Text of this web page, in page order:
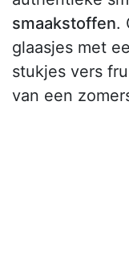
smaakstoffen.
glaasjes met
stukjes vers
van een